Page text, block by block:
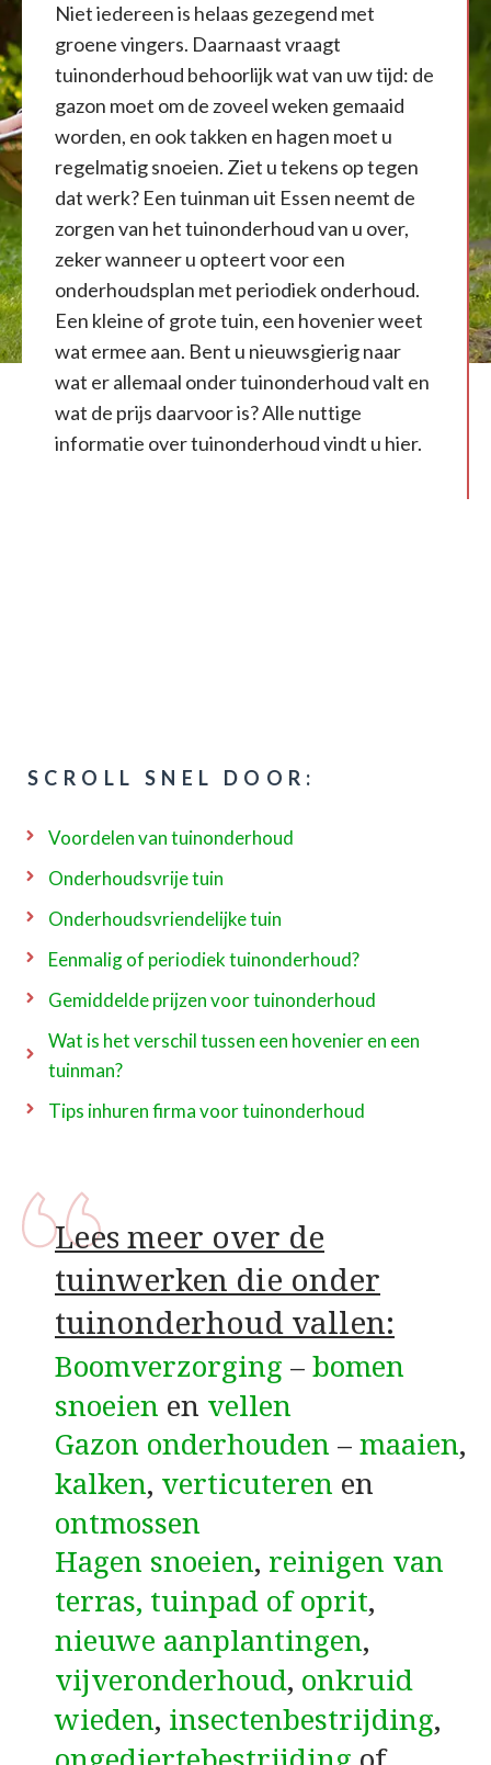
Niet iedereen is helaas gezegend met
groene vingers. Daarnaast vraagt
tuinonderhoud behoorlijk wat van uw tijd: de
gazon moet om de zoveel weken gemaaid
worden, en ook takken en hagen moet u
regelmatig snoeien. Ziet u tekens op tegen
dat werk? Een tuinman uit Essen neemt de
zorgen van het tuinonderhoud van u over,
zeker wanneer u opteert voor een
onderhoudsplan met periodiek onderhoud.
Een kleine of grote tuin, een hovenier weet
wat ermee aan. Bent u nieuwsgierig naar
wat er allemaal onder tuinonderhoud valt en
wat de prijs daarvoor is? Alle nuttige
informatie over tuinonderhoud vindt u hier.
SCROLL SNEL DOOR:
Voordelen van tuinonderhoud
Onderhoudsvrije tuin
Onderhoudsvriendelijke tuin
Eenmalig of periodiek tuinonderhoud?
Gemiddelde prijzen voor tuinonderhoud
Wat is het verschil tussen een hovenier en een
tuinman?
Tips inhuren firma voor tuinonderhoud
Lees meer over de
tuinwerken die onder
tuinonderhoud vallen:
Boomverzorging –bomen
snoeien en vellen
Gazon onderhouden –maaien,
kalken, verticuteren en
ontmossen
Hagen snoeien, reinigen van
terras, tuinpad of oprit,
nieuwe aanplantingen,
vijveronderhoud, onkruid
wieden, insectenbestrijding,